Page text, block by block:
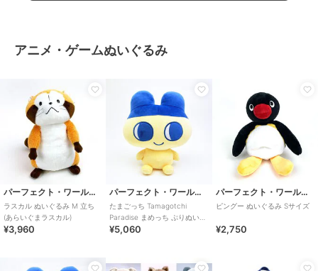
アニメ・ゲームぬいぐるみ
パーフェクト・ワールド・トーキョー
ラスカル ぬいぐるみ M 立ち
(あらいぐまラスカル)
¥3,960
パーフェクト・ワールド・トーキョー
たまごっち Tamagotchi
Paradise まめっち ぷりぬい
BIG ぬいぐるみ
¥5,060
パーフェクト・ワールド・トーキョー
ピングー ぬいぐるみ Sサイズ
¥2,750